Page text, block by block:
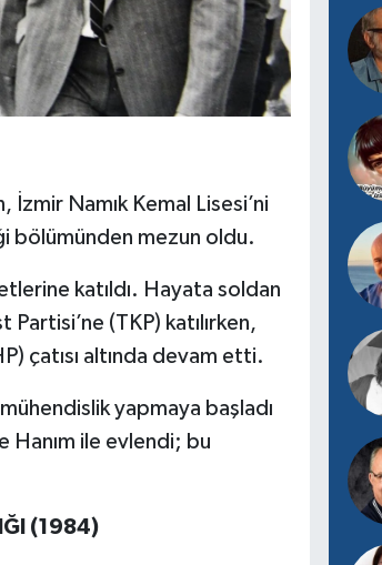
Namık Kemal Lisesi’ni
bölümünden mezun oldu.
katıldı. Hayata soldan
(TKP) katılırken,
çatısı altında devam etti.
yapmaya başladı
Hanım ile evlendi; bu
(1984)